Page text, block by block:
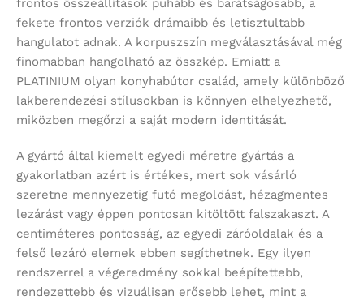
frontos összeállítások puhább és barátságosabb, a
fekete frontos verziók drámaibb és letisztultabb
hangulatot adnak. A korpuszszín megválasztásával még
finomabban hangolható az összkép. Emiatt a
PLATINIUM olyan konyhabútor család, amely különböző
lakberendezési stílusokban is könnyen elhelyezhető,
miközben megőrzi a saját modern identitását.
A gyártó által kiemelt egyedi méretre gyártás a
gyakorlatban azért is értékes, mert sok vásárló
szeretne mennyezetig futó megoldást, hézagmentes
lezárást vagy éppen pontosan kitöltött falszakaszt. A
centiméteres pontosság, az egyedi záróoldalak és a
felső lezáró elemek ebben segíthetnek. Egy ilyen
rendszerrel a végeredmény sokkal beépítettebb,
rendezettebb és vizuálisan erősebb lehet, mint a